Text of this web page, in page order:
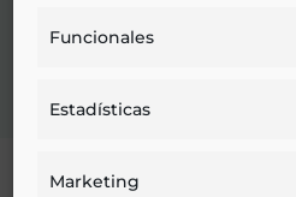
Funcionales
Estadísticas
Marketing